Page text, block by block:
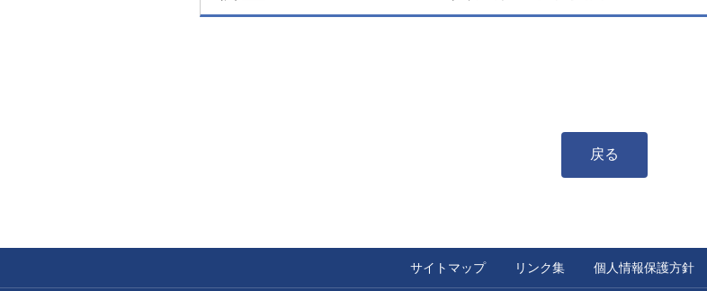
戻る
サイトマップ リンク集 個人情報保護方針